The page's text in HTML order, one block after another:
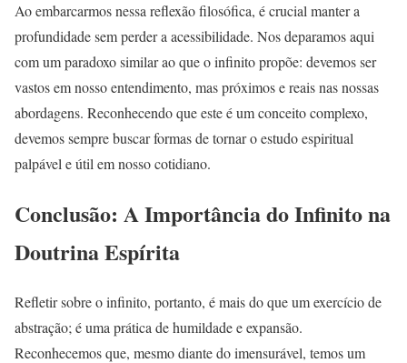
Ao embarcarmos nessa reflexão filosófica, é crucial manter a
profundidade sem perder a acessibilidade. Nos deparamos aqui
com um paradoxo similar ao que o infinito propõe: devemos ser
vastos em nosso entendimento, mas próximos e reais nas nossas
abordagens. Reconhecendo que este é um conceito complexo,
devemos sempre buscar formas de tornar o estudo espiritual
palpável e útil em nosso cotidiano.
Conclusão: A Importância do Infinito na
Doutrina Espírita
Refletir sobre o infinito, portanto, é mais do que um exercício de
abstração; é uma prática de humildade e expansão.
Reconhecemos que, mesmo diante do imensurável, temos um